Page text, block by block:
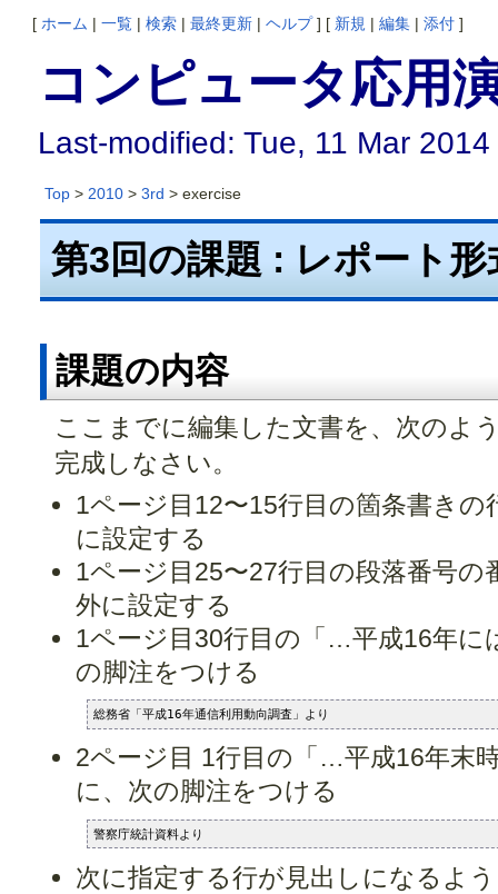
[ ホーム | 一覧 | 検索 | 最終更新 | ヘルプ] [ 新規 | 編集 | 添付 ]
コンピュータ応用
Last-modified: Tue, 11 Mar
Top> 2010> 3rd > exercise
第3回の課題 : レポート
課題の内容
ここまでに編集した文書を、次のよ
完成しなさい。
1ページ目12〜15行目の箇条書きの
に設定する
1ページ目25〜27行目の段落番号の
外に設定する
1ページ目30行目の「…平成16年に
の脚注をつける
総務省「平成16年通信利用動向調査」より
2ページ目 1行目の「…平成16年末
に、次の脚注をつける
警察庁統計資料より
次に指定する行が見出しになるよ